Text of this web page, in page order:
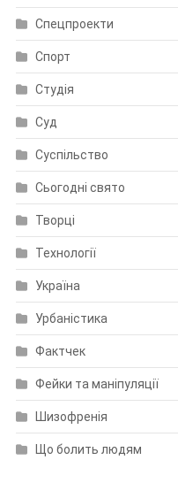
Спецпроекти
Спорт
Студія
Суд
Суспільство
Сьогодні свято
Творці
Технології
Україна
Урбаністика
Фактчек
Фейки та маніпуляції
Шизофренія
Що болить людям